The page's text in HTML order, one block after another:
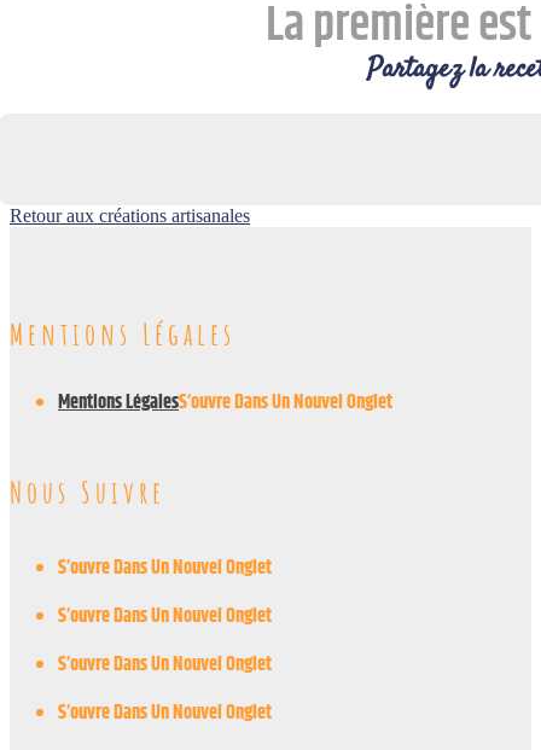
La première
Partagez la
Retour aux créations artisanales
Mentions Légales
Mentions LégalesS’ouvre Dans Un Nouvel Onglet
Nous Suivre
S’ouvre Dans Un Nouvel Onglet
S’ouvre Dans Un Nouvel Onglet
S’ouvre Dans Un Nouvel Onglet
S’ouvre Dans Un Nouvel Onglet